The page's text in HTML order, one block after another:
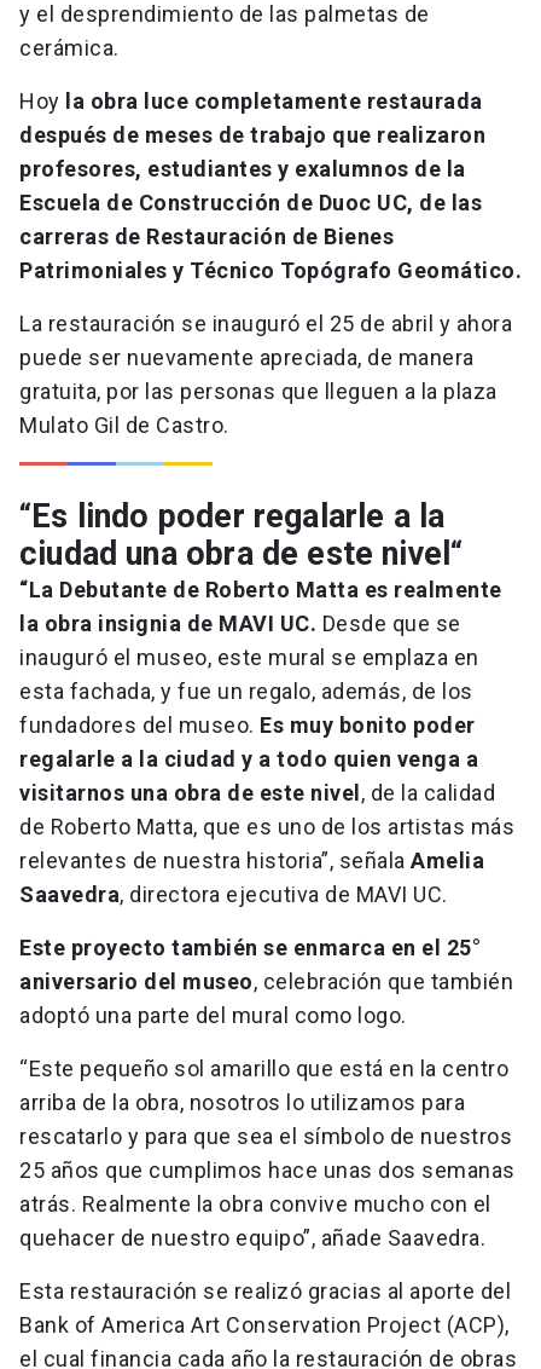
y el desprendimiento de las palmetas de
cerámica.
Hoy la obra luce completamente restaurada
después de meses de trabajo que realizaron
profesores, estudiantes y exalumnos de la
Escuela de Construcción de Duoc UC, de las
carreras de Restauración de Bienes
Patrimoniales y Técnico Topógrafo Geomático.
La restauración se inauguró el 25 de abril y ahora
puede ser nuevamente apreciada, de manera
gratuita, por las personas que lleguen a la plaza
Mulato Gil de Castro.
“Es lindo poder regalarle a la
ciudad una obra de este nivel “
“La Debutante de Roberto Matta es realmente
la obra insignia de MAVI UC. Desde que se
inauguró el museo, este mural se emplaza en
esta fachada, y fue un regalo, además, de los
fundadores del museo. Es muy bonito poder
regalarle a la ciudad y a todo quien venga a
visitarnos una obra de este nivel , de la calidad
de Roberto Matta, que es uno de los artistas más
relevantes de nuestra historia”, señala Amelia
Saavedra, directora ejecutiva de MAVI UC.
Este proyecto también se enmarca en el 25°
aniversario del museo, celebración que también
adoptó una parte del mural como logo.
“Este pequeño sol amarillo que está en la centro
arriba de la obra, nosotros lo utilizamos para
rescatarlo y para que sea el símbolo de nuestros
25 años que cumplimos hace unas dos semanas
atrás. Realmente la obra convive mucho con el
quehacer de nuestro equipo”, añade Saavedra.
Esta restauración se realizó gracias al aporte del
Bank of America Art Conservation Project (ACP),
el cual financia cada año la restauración de obras